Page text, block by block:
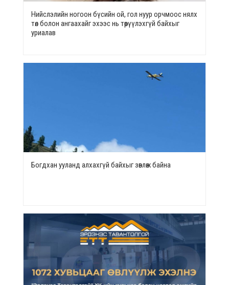
Нийслэлийн ногоон бүсийн ой, гол нуур орчмоос нялх
төл болон ангаахайг эхээс нь төөрүүлэхгүй байхыг
уриалав
Богдхан ууланд алхахгүй байхыг зөвлөж байна